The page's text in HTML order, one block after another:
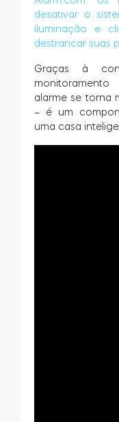
desativar o
iluminação e
destrancar suas
Graças à
alarme se torna
– é um
uma casa